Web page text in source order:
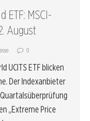
ETF: MSCI-
August
0
UCITS ETF blicken
Der Indexanbieter
„Extreme Price